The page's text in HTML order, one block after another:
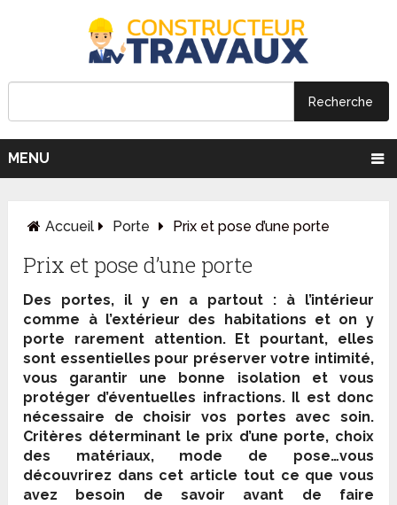
MENU
Accueil Porte Prix et pose d’une porte
Prix et pose d’une porte
Des portes, il y en a partout : à l’intérieur
comme à l’extérieur des habitations et on y
porte rarement attention. Et pourtant, elles
sont essentielles pour préserver votre intimité,
vous garantir une bonne isolation et vous
protéger d’éventuelles infractions. Il est donc
nécessaire de choisir vos portes avec soin.
Critères déterminant le prix d’une porte, choix
des matériaux, mode de pose…vous
découvrirez dans cet article toutce que vous
avez besoin de savoir avant de faire